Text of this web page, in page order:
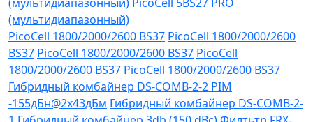
(мультидиапазонный)
PicoCell 1800/2000/2600 BS37 PicoCell 1800/2000/2600
BS37 PicoCell 1800/2000/2600 BS37 PicoCell
1800/2000/2600 BS37 PicoCell 1800/2000/2600 BS37
Гибридный комбайнер DS-COMB-2-2 PIM
-155дБн@2x43дБм Гибридный комбайнер DS-COMB-2-